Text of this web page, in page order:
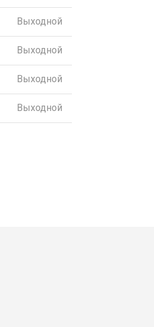
Выходной
Выходной
Выходной
Выходной